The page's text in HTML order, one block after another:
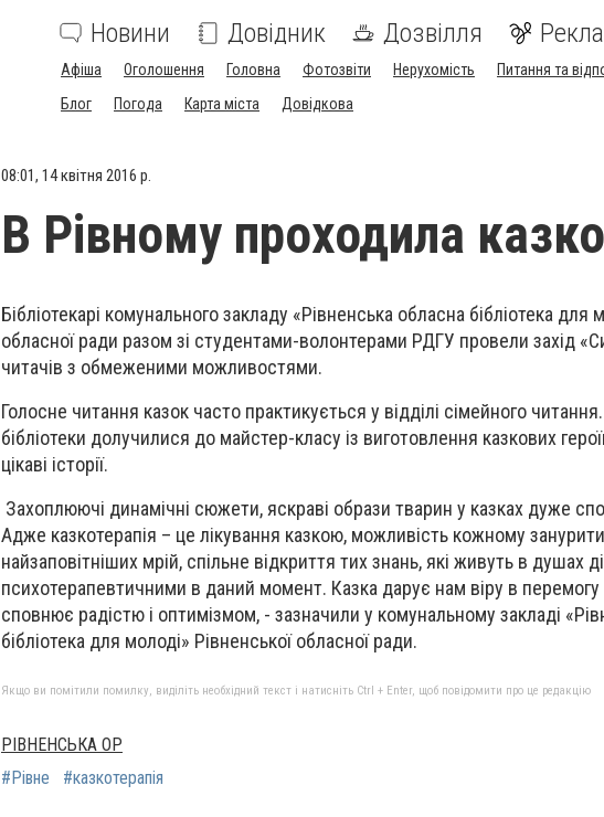
Новини Довідник Дозвілля
Афіша Оголошення Головна Фотозвіти Нерухомість Питання та
Блог
Погода Карта міста Довідкова
08:01, 14 квітня 2016 р.
В Рівному проходила
Бібліотекарі комунального закладу «Рівненська обласна бібліотека для
обласної ради разом зі студентами-волонтерами РДГУ провели захід
читачів з обмеженими можливостями.
Голосне читання казок часто практикується у відділі сімейного
бібліотеки долучилися до майстер-класу із виготовлення казкових
цікаві історії.
Захоплюючі динамічні сюжети, яскраві образи тварин у казках дуже
Адже казкотерапія – це лікування казкою, можливість кожному
найзаповітніших мрій, спільне відкриття тих знань, які живуть в душах
психотерапевтичними в даний момент. Казка дарує нам віру в
сповнює радістю і оптимізмом, - зазначили у комунальному закладі
бібліотека для молоді» Рівненської обласної ради.
Якщо ви помітили помилку, виділіть необхідний текст і натисніть Ctrl + Enter, щоб повідомити про це редакцію
РІВНЕНСЬКА ОР
#Рівне
#казкотерапія